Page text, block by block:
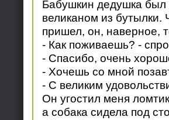
Бабушкин дедушка был
великаном из бутылки.
пришел, он, наверное,
- Как поживаешь? -
- Спасибо, очень
- Хочешь со мной
- С великим
Он угостил меня
а собака сидела под